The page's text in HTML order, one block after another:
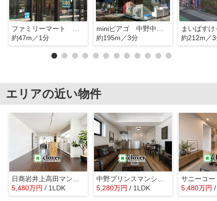
約47m／1分
約195m／3分
約212m／
エリアの近い物件
5,480万円 / 1LDK
5,280万円 / 1LDK
サニーコー
5,480万円